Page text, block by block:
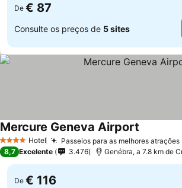
De € 87
Consulte os preços de 5 sites
4 EstrelasHotel Passeios para as melhores atrações
Mercure Geneva Airport
8,7 Excelente 3.476 Genébra, a 7.8 km de
De € 116